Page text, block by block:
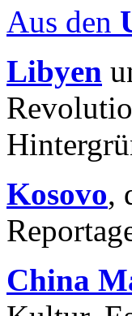
Aus den
Libyen
Kosovo,
China